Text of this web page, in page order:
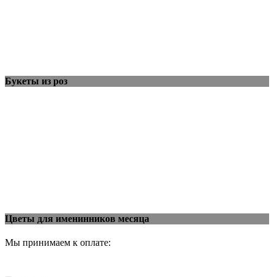
Букеты из роз
Цветы для именинников месяца
Мы принимаем к оплате: